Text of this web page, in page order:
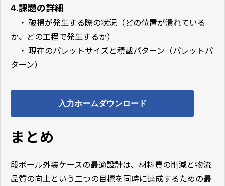
4.課題の詳細
・ 破損が発生する際の状況（どの位置が潰れている
か、どの工程で発生するか）
・ 現在のパレットサイズと積載パターン（パレットパ
ターン）
入力ホームダウンロード
まとめ
段ボール外装ケースの最適設計は、材料費の削減と物流
品質の向上という二つの目標を同時に達成するための最